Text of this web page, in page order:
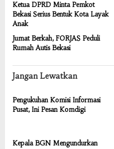
Ketua DPRD Minta Pemkot
Bekasi Serius Bentuk Kota Layak
Anak
Jumat Berkah, FORJAS Peduli
Rumah Autis Bekasi
Jangan Lewatkan
Pengukuhan Komisi Informasi
Pusat, Ini Pesan Komdigi
Kepala BGN Mengundurkan